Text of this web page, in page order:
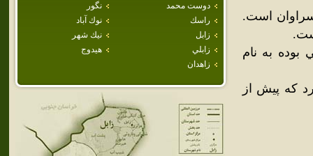
دوست محمد
نگور
راسك
نوك آباد
زابل
نيك شهر
زابلي
هيدوج
زاهدان
است.
روستايي بوده به نام
که پيش از